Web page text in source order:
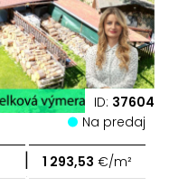
ID: 37604
Na predaj
| 1 293,53 €/m²